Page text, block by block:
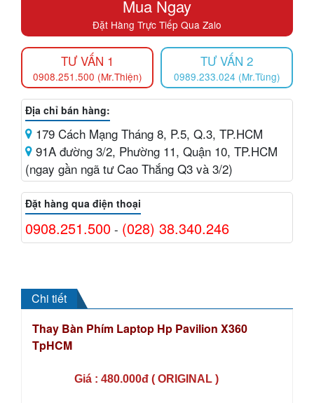
Mua Ngay
Đặt Hàng Trực Tiếp Qua Zalo
TƯ VẤN 1
0908.251.500 (Mr.Thiện)
TƯ VẤN 2
0989.233.024 (Mr.Tùng)
Địa chỉ bán hàng:
179 Cách Mạng Tháng 8, P.5, Q.3, TP.HCM
91A đường 3/2, Phường 11, Quận 10, TP.HCM
(ngay gần ngã tư Cao Thắng Q3 và 3/2)
Đặt hàng qua điện thoại
0908.251.500 - (028) 38.340.246
Chi tiết
Thay Bàn Phím Laptop Hp Pavilion X360
TpHCM
Giá : 480.000đ ( ORIGINAL )